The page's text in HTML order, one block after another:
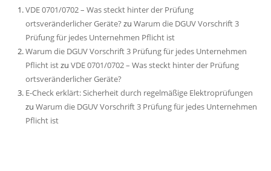
VDE 0701/0702 – Was steckt hinter der Prüfung
ortsveränderlicher Geräte? zuWarum die DGUV Vorschrift 3
Prüfung für jedes Unternehmen Pflicht ist
Warum die DGUV Vorschrift 3 Prüfung für jedes Unternehmen
Pflicht istzuVDE 0701/0702 – Was steckt hinter der Prüfung
ortsveränderlicher Geräte?
E-Check erklärt: Sicherheit durch regelmäßige Elektroprüfungen
zuWarum die DGUV Vorschrift 3 Prüfung für jedes Unternehmen
Pflicht ist